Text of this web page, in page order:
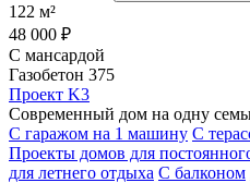
122 м²
48 000 ₽
С мансардой
Газобетон 375
Проект K3
Современный дом на одну
С гаражом на 1 машину С
Проекты домов для
для летнего отдыха С балконом